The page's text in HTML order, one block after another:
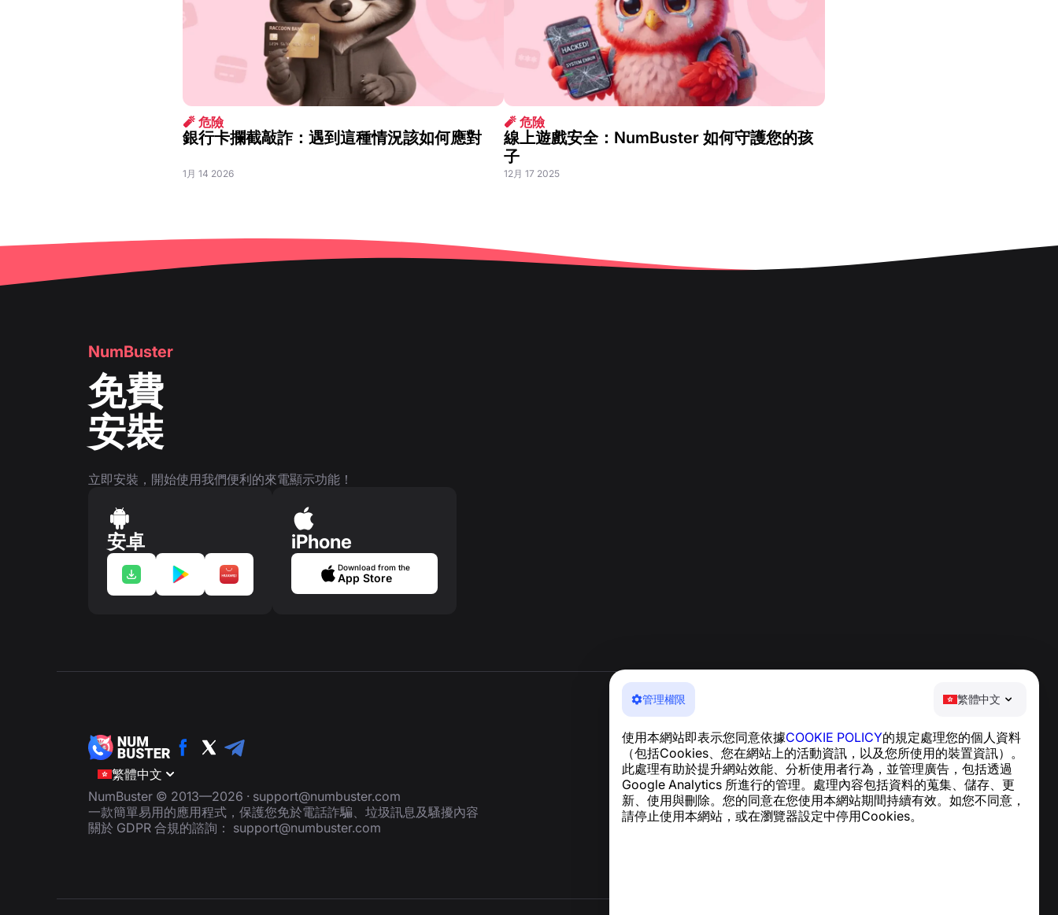
管理權限 繁體中文
使用本網站即表示您同意依據COOKIE POLICY的規定處理您的個人資料
（包括Cookies、您在網站上的活動資訊，以及您所使用的裝置資訊）。
此處理有助於提升網站效能、分析使用者行為，並管理廣告，包括透過
Google Analytics 所進行的管理。處理內容包括資料的蒐集、儲存、更
新、使用與刪除。您的同意在您使用本網站期間持續有效。如您不同意，
請停止使用本網站，或在瀏覽器設定中停用Cookies。
🧨 危險
銀行卡攔截敲詐：遇到這種情況該如何應對
1月 14 2026
🧨 危險
線上遊戲安全：NumBuster 如何守護您的孩
子
12月 17 2025
NumBuster
免費
安裝
立即安裝，開始使用我們便利的來電顯示功能！
安卓 iPhone
Download from the
App Store
繁體中文
NumBuster © 2013—2026 · support@numbuster.com
一款簡單易用的應用程式，保護您免於電話詐騙、垃圾訊息及騷擾內容
關於 GDPR 合規的諮詢： support@numbuster.com
說明中心
新聞與文章
關於專案
聯絡方式